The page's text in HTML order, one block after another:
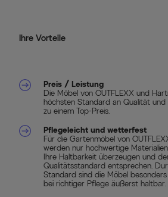
Ihre Vorteile
Preis / Leistung
Die Möbel von OUTFLEXX und
höchsten Standard an Qualität
zu einem Top-Preis.
Pflegeleicht und wetterfest
Für die Gartenmöbel von
werden nur hochwertige
Ihre Haltbarkeit überzeugen und
Qualitätsstandard entsprechen.
Standard sind die Möbel
bei richtiger Pflege äußerst haltbar.